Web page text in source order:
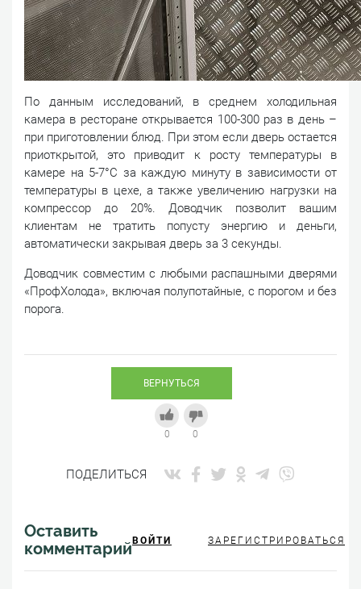
По данным исследований, в среднем холодильная
камера в ресторане открывается 100-300 раз в день –
при приготовлении блюд. При этом если дверь остается
приоткрытой, это приводит к росту температуры в
камере на 5-7°C за каждую минуту в зависимости от
температуры в цехе, а также увеличению нагрузки на
компрессор до 20%. Доводчик позволит вашим
клиентам не тратить попусту энергию и деньги,
автоматически закрывая дверь за 3 секунды.
Доводчик совместим с любыми распашными дверями
«ПрофХолода», включая полупотайные, с порогом и без
порога.
ВЕРНУТЬСЯ
0 0
ПОДЕЛИТЬСЯ
Оставить
комментарийВОЙТИ ЗАРЕГИСТРИРОВАТЬСЯ